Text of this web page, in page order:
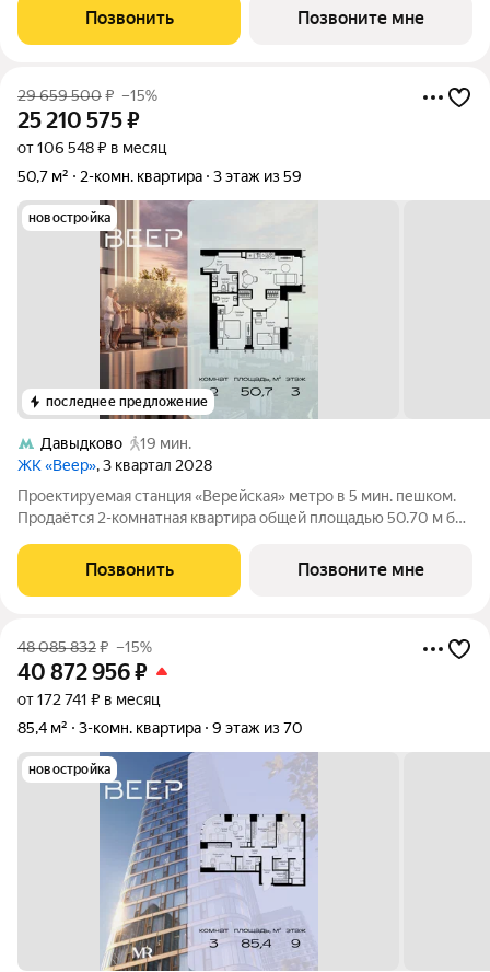
вторая очередь жилого комплекса бизнес-класса в
престижном ЗАО, где
Позвонить Позвоните мне
29 659 500₽ –15%
25 210 575₽
от 106 548 ₽ в месяц
50,7 м²
2-комн. квартира 3 этаж из 59
новостройка
последнее предложение
Давыдково
19 мин.
ЖК «Веер», 3 квартал 2028
Проектируемая станция «Верейская» метро в 5 мин. пешком.
Продаётся 2-комнатная квартира общей площадью 50.70 м без
жилой квартал бизнес-класса в престижном ЗАО Москвы
всего 5 минут до
Позвонить Позвоните мне
48 085 832₽ –15%
40 872 956₽
от 172 741 ₽ в месяц
85,4 м²
3-комн. квартира 9 этаж из 70
новостройка